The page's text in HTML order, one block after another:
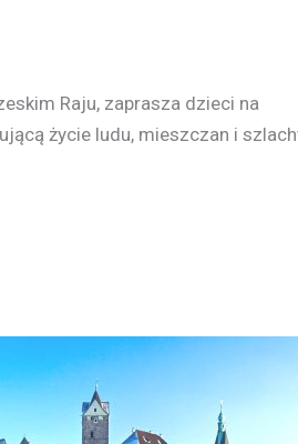
Raju, zaprasza dzieci na
życie ludu, mieszczan i